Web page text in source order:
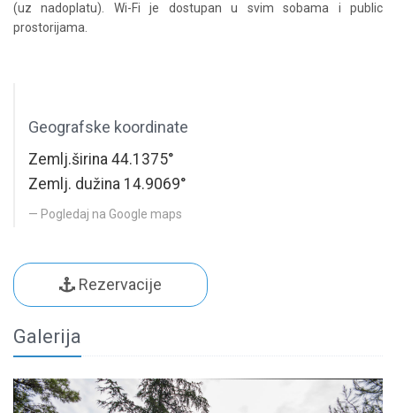
(uz nadoplatu). Wi-Fi je dostupan u svim sobama i public
prostorijama.
Geografske koordinate
Zemlj.širina 44.1375°
Zemlj. dužina 14.9069°
Pogledaj na Google maps
Rezervacije
Galerija